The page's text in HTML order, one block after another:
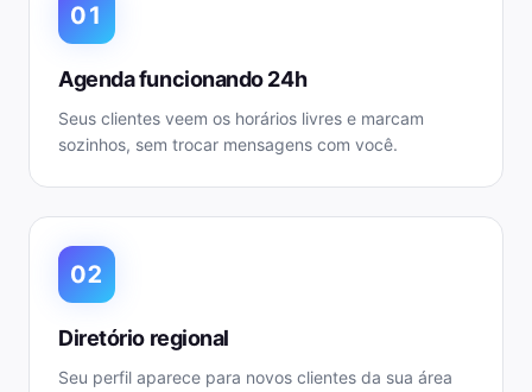
01
Agenda funcionando 24h
Seus clientes veem os horários livres e marcam
sozinhos, sem trocar mensagens com você.
02
Diretório regional
Seu perfil aparece para novos clientes da sua área